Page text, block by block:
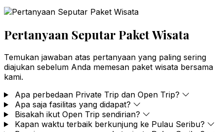
Pertanyaan Seputar Paket Wisata
Temukan jawaban atas pertanyaan yang paling sering
diajukan sebelum Anda memesan paket wisata bersama
kami.
Apa perbedaan Private Trip dan Open Trip?
Apa saja fasilitas yang didapat?
Bisakah ikut Open Trip sendirian?
Kapan waktu terbaik berkunjung ke Pulau Seribu?